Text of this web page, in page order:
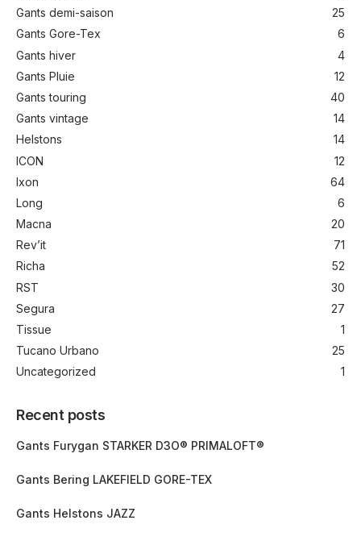
Gants demi-saison
25
Gants Gore-Tex
6
Gants hiver
4
Gants Pluie
12
Gants touring
40
Gants vintage
14
Helstons
14
ICON
12
Ixon
64
Long
6
Macna
20
Rev’it
71
Richa
52
RST
30
Segura
27
Tissue
1
Tucano Urbano
25
Uncategorized
1
Recent posts
Gants Furygan STARKER D3O® PRIMALOFT®
Gants Bering LAKEFIELD GORE-TEX
Gants Helstons JAZZ